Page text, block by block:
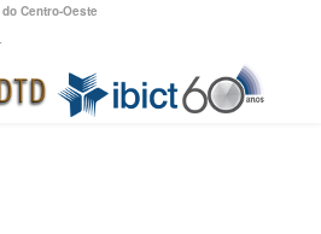
Centro-Oeste